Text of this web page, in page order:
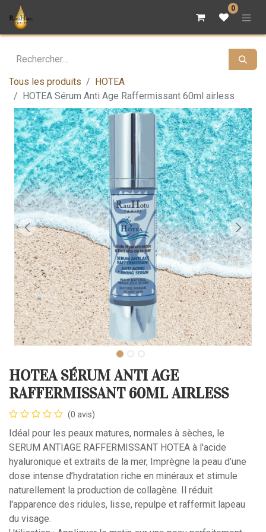
0
Tous les produits
HOTEA
HOTEA Sérum Anti Age Raffermissant 60ml airless
HOTEA SÉRUM ANTI AGE
RAFFERMISSANT 60ML AIRLESS
(0 avis)
Idéal pour les peaux matures, normales à sèches, le
SERUM ANTIAGE RAFFERMISSANT HOTEA à l'acide
hyaluronique et extraits de la mer, Imprègne la peau d’une
dose intense d’hydratation riche en minéraux et stimule
naturellement la production de collagène. Il réduit
l'apparence des ridules, lisse, repulpe et raffermit lapeau
du visage.